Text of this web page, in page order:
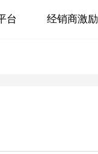
台 经销商激励